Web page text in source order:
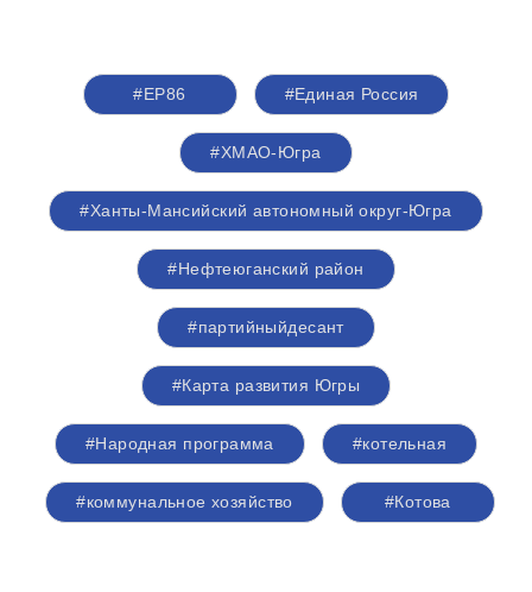
#ЕР86 #Единая Россия
#ХМАО-Югра
#Ханты-Мансийский автономный округ-Югра
#Нефтеюганский район
#партийныйдесант
#Карта развития Югры
#Народная программа #котельная
#коммунальное хозяйство #Котова